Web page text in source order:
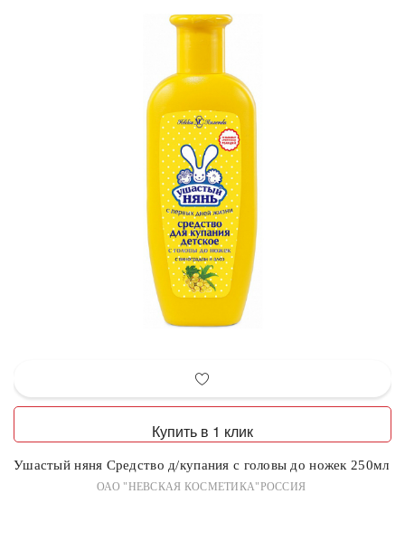
Купить в 1 клик
Ушастый няня Средство д/купания с головы до ножек 250мл
ОАО "НЕВСКАЯ КОСМЕТИКА"РОССИЯ